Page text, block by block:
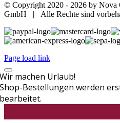
© Copyright 2020 - 2026 by Nova
GmbH | Alle Rechte sind
Page load link
Wir machen Urlaub!
Shop-Bestellungen werden
bearbeitet.